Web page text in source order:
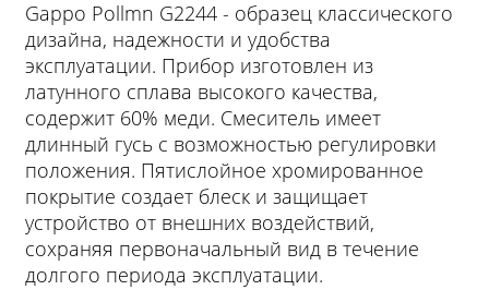
Gappo Pollmn G2244 - образец классического
дизайна, надежности и удобства
эксплуатации. Прибор изготовлен из
латунного сплава высокого качества,
содержит 60% меди. Смеситель имеет
длинный гусь с возможностью регулировки
положения. Пятислойное хромированное
покрытие создает блеск и защищает
устройство от внешних воздействий,
сохраняя первоначальный вид в течение
долгого периода эксплуатации.